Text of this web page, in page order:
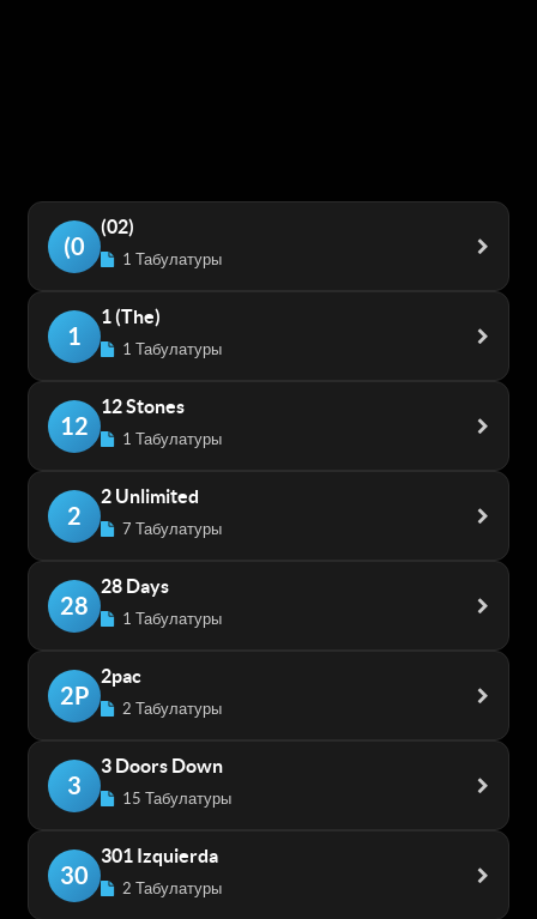
(0
(02)
1 Табулатуры
1
1 (The)
1 Табулатуры
12
12 Stones
1 Табулатуры
2
2 Unlimited
7 Табулатуры
28
28 Days
1 Табулатуры
2P
2pac
2 Табулатуры
3
3 Doors Down
15 Табулатуры
30
301 Izquierda
2 Табулатуры